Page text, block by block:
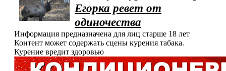
Егорка ревет от
одиночества
Информация предназначена для лиц старше 18 лет
Контент может содержать сцены курения табака.
Курение вредит здоровью